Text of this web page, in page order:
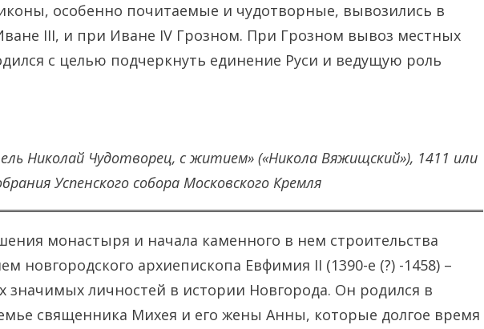
особенно почитаемые и чудотворные, вывозились в
III, и при Иване IV Грозном. При Грозном вывоз местных
с целью подчеркнуть единение Руси и ведущую роль
Николай Чудотворец, с житием» («Никола Вяжищский»), 1411 или
Успенского собора Московского Кремля
монастыря и начала каменного в нем строительства
новгородского архиепископа Евфимия II (1390-е (?) -1458) –
значимых личностей в истории Новгорода. Он родился в
священника Михея и его жены Анны, которые долгое время